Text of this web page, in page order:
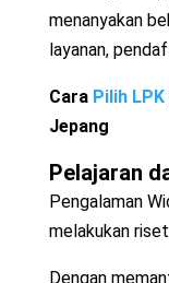
menanyakan
layanan,
Cara Pilih LPK
Jepang
Pelajaran
Pengalaman
melakukan
Dengan